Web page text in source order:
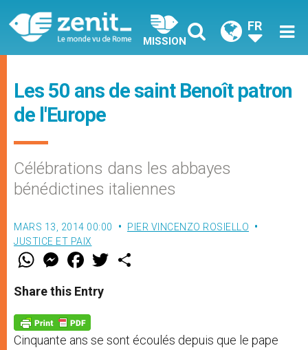
MISSION
FR
Les 50 ans de saint Benoît patron
de l'Europe
Célébrations dans les abbayes
bénédictines italiennes
MARS 13, 2014 00:00
PIER VINCENZO ROSIELLO
JUSTICE ET PAIX
W
t
s
p
p
M
e
s
e
g
e
r
F
a
e
b
o
k
w
Share this Entry
Cinquante ans se sont écoulés depuis que le pape